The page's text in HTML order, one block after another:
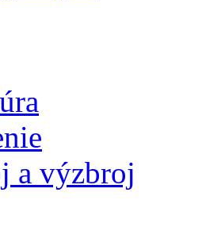
a výzbroj